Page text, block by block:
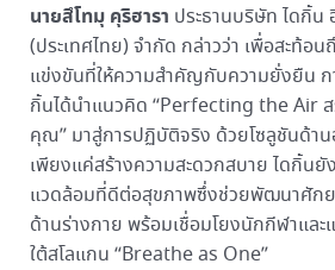
นายสึโทมุ คุริฮารา ประธานบริษัท ไดกิ้น
(ประเทศไทย) จำกัด กล่าวว่า เพื่อสะท้อ
แข่งขันที่ให้ความสำคัญกับความยั่งยืน
กิ้นได้นำแนวคิด “Perfecting the Air ส
คุณ” มาสู่การปฏิบัติจริง ด้วยโซลูชันด้าน
เพียงแค่สร้างความสะดวกสบาย ไดกิ้น
แวดล้อมที่ดีต่อสุขภาพซึ่งช่วยพัฒนาศักย
ด้านร่างกาย พร้อมเชื่อมโยงนักกีฬาแล
ใต้สโลแกน “Breathe as One”